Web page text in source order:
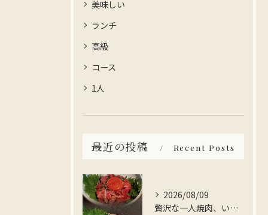
美味しい
ランチ
高級
コース
1人
最近の投稿 Recent Posts
2026/08/09
贅沢な一人焼肉、いかがですか？